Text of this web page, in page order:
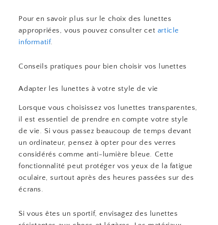
Pour en savoir plus sur le choix des lunettes
appropriées, vous pouvez consulter cet article
informatif.
Conseils pratiques pour bien choisir vos lunettes
Adapter les lunettes à votre style de vie
Lorsque vous choisissez vos lunettes transparentes,
il est essentiel de prendre en compte votre style
de vie. Si vous passez beaucoup de temps devant
un ordinateur, pensez à opter pour des verres
considérés comme anti-lumière bleue. Cette
fonctionnalité peut protéger vos yeux de la fatigue
oculaire, surtout après des heures passées sur des
écrans.
Si vous êtes un sportif, envisagez des lunettes